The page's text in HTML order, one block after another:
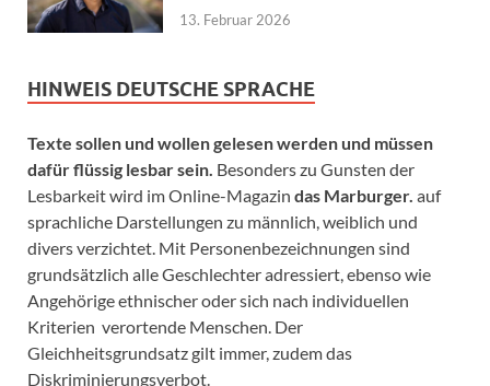
13. Februar 2026
HINWEIS DEUTSCHE SPRACHE
Texte sollen und wollen gelesen werden und müssen
dafür flüssig lesbar sein. Besonders zu Gunsten der
Lesbarkeit wird im Online-Magazin das Marburger. auf
sprachliche Darstellungen zu männlich, weiblich und
divers verzichtet. Mit Personenbezeichnungen sind
grundsätzlich alle Geschlechter adressiert, ebenso wie
Angehörige ethnischer oder sich nach individuellen
Kriterien verortende Menschen. Der
Gleichheitsgrundsatz gilt immer, zudem das
Diskriminierungsverbot.